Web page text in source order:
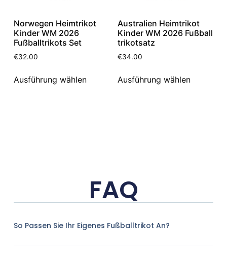
Norwegen Heimtrikot
Kinder WM 2026
Fußballtrikots Set
€32.00
Ausführung wählen
Australien Heimtrikot
Kinder WM 2026 Fußball
trikotsatz
€34.00
Ausführung wählen
FAQ
So Passen Sie Ihr Eigenes Fußballtrikot An?